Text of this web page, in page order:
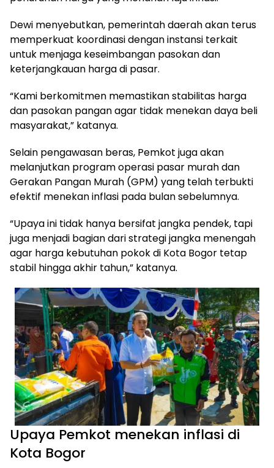
Dewi menyebutkan, pemerintah daerah akan terus
memperkuat koordinasi dengan instansi terkait
untuk menjaga keseimbangan pasokan dan
keterjangkauan harga di pasar.
“Kami berkomitmen memastikan stabilitas harga
dan pasokan pangan agar tidak menekan daya beli
masyarakat,” katanya.
Selain pengawasan beras, Pemkot juga akan
melanjutkan program operasi pasar murah dan
Gerakan Pangan Murah (GPM) yang telah terbukti
efektif menekan inflasi pada bulan sebelumnya.
“Upaya ini tidak hanya bersifat jangka pendek, tapi
juga menjadi bagian dari strategi jangka menengah
agar harga kebutuhan pokok di Kota Bogor tetap
stabil hingga akhir tahun,” katanya.
Upaya Pemkot menekan inflasi di
Kota Bogor